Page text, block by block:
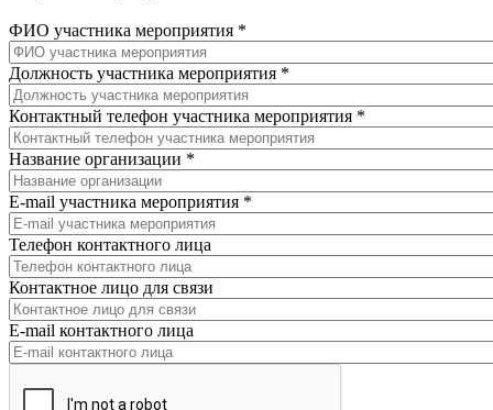
ФИО участника мероприятия *
Должность участника мероприятия *
Контактный телефон участника мероприятия *
Название организации *
E-mail участника мероприятия *
Телефон контактного лица
Контактное лицо для связи
E-mail контактного лица